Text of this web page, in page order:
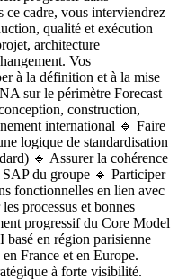
ce cadre, vous interviendrez
qualité et exécution
architecture
Vos
à la définition et à la mise
sur le périmètre Forecast
construction,
international 🔹 Faire
logique de standardisation
🔹 Assurer la cohérence
du groupe 🔹 Participer
fonctionnelles en lien avec
processus et bonnes
progressif du Core Model
basé en région parisienne
France et en Europe.
à forte visibilité.